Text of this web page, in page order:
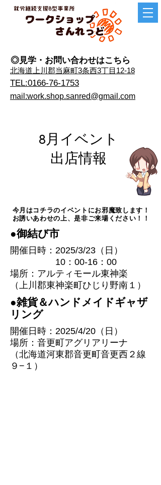
◎見学・​お問い合わせはこちら
​北海道上川郡当麻町3条西3丁目12-18
TEL:0166-76-1753
mail:work.shop.sanred@gmail.com
​8月イベント
出店情報
今月はコチラのイベントにお邪魔致します！
​お誘いあわせの上、是非ご来場ください！！
​●御結び市
開催日時：2025/3/23（日）
​ 10：00-16：00
場所：アルティモール東神楽
（上川郡東神楽町ひじり野南１）
​●雑貨＆ハンドメイドギャザ
リング
開催日時：2025/4/20（日）
場所：音更町アグリアリーナ
（北海道河東郡音更町音更西２線
９−１）